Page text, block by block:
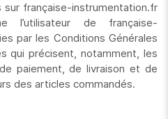
sur française-instrumentation.fr
l’utilisateur de française-
par les Conditions Générales
qui précisent, notamment, les
paiement, de livraison et de
des articles commandés.